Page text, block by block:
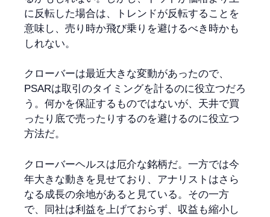
に反転した場合は、トレンドが反転することを
意味し、売り時か飛び乗りを避けるべき時かも
しれない。
クローバーは最近大きな変動があったので、
PSARは取引のタイミングを計るのに役立つだろ
う。何かを保証するものではないが、天井で買
ったり底で売ったりするのを避けるのに役立つ
方法だ。
クローバーヘルスは厄介な銘柄だ。一方では今
年大きな動きを見せており、アナリストはさら
なる成長の余地があると見ている。その一方
で、同社は利益を上げておらず、収益も縮小し